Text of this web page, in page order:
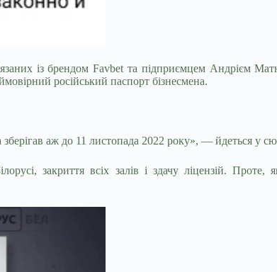
із брендом Favbet та підприємцем Андрієм
російський паспорт бізнесмена.
аж до 11 листопада 2022 року», — йдеться у
закриття всіх залів і здачу ліцензій. Проте,